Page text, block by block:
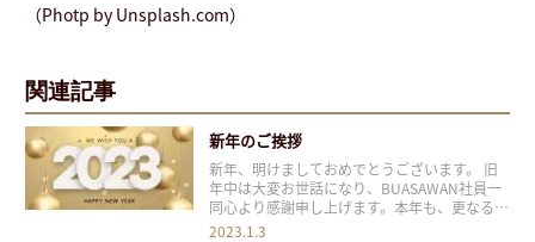
（Photp by Unsplash.com）
関連記事
新年のご挨拶
新年、明けましておめでとうございます。 旧
年中は大変お世話になり、BUASAWAN社員一
同心より感謝申し上げます。本年も、更なるサ
ービスの向上に努めて参りますので、より一層
2023.1.3